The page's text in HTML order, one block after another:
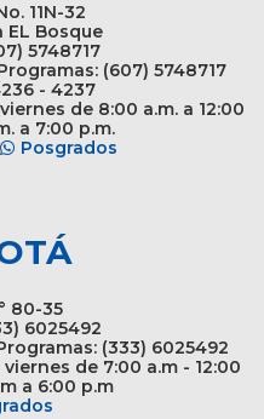
11N-32
Bosque
5748717
(607) 5748717
- 4237
de 8:00 a.m. a 12:00
a 7:00 p.m.
Posgrados
80-35
6025492
(333) 6025492
de 7:00 a.m - 12:00
a 6:00 p.m